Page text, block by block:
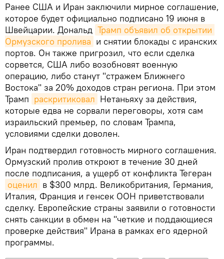
Ранее США и Иран заключили мирное соглашение,
которое будет официально подписано 19 июня в
Швейцарии. Дональд Трамп объявил об открытии
Ормузского пролива и снятии блокады с иранских
портов. Он также пригрозил, что если сделка
сорвется, США либо возобновят военную
операцию, либо станут "стражем Ближнего
Востока" за 20% доходов стран региона. При этом
Трамп раскритиковал Нетаньяху за действия,
которые едва не сорвали переговоры, хотя сам
израильский премьер, по словам Трампа,
условиями сделки доволен.
Иран подтвердил готовность мирного соглашения.
Ормузский пролив откроют в течение 30 дней
после подписания, а ущерб от конфликта Тегеран
оценил в $300 млрд. Великобритания, Германия,
Италия, Франция и генсек ООН приветствовали
сделку. Европейские страны заявили о готовности
снять санкции в обмен на "четкие и поддающиеся
проверке действия" Ирана в рамках его ядерной
программы.